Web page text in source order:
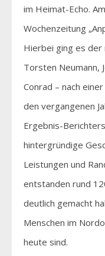
im Heimat-Echo.
Wochenzeitung
Hierbei ging es der
Torsten Neumann,
Conrad – nach
den vergangenen
Ergebnis-
hintergründige
Leistungen und
entstanden rund
deutlich gemacht
Menschen im
heute sind.